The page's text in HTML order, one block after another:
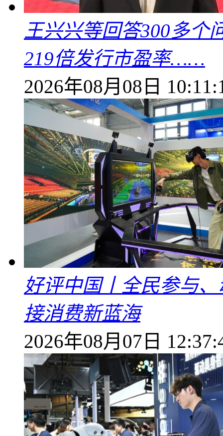
王兴兴等回答300多个
219倍发行市盈率……
2026年08月08日
好评中国丨全民参与
接消费新蓝海
2026年08月07日